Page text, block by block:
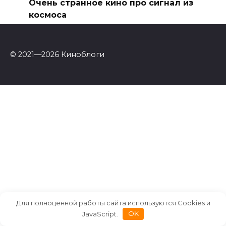
Очень странное кино про сигнал из
космоса
© 2021—2026 Киноблоги
Для полноценной работы сайта используются Cookies и
JavaScript.
OK